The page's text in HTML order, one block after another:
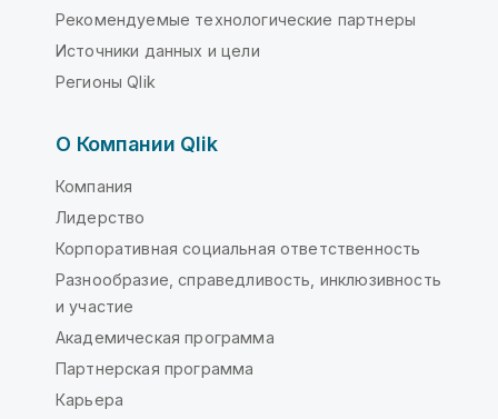
Рекомендуемые технологические партнеры
Источники данных и цели
Регионы Qlik
О Компании Qlik
Компания
Лидерство
Корпоративная социальная ответственность
Разнообразие, справедливость, инклюзивность
и участие
Академическая программа
Партнерская программа
Карьера